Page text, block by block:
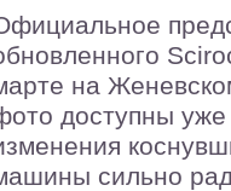
на
доступны уже
сильно